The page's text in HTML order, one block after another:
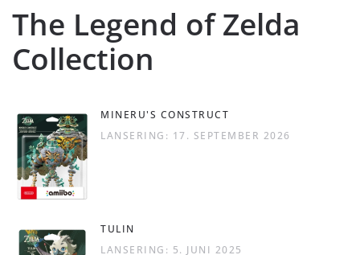
The Legend of Zelda
Collection
MINERU'S CONSTRUCT
LANSERING: 17. SEPTEMBER 2026
TULIN
LANSERING: 5. JUNI 2025